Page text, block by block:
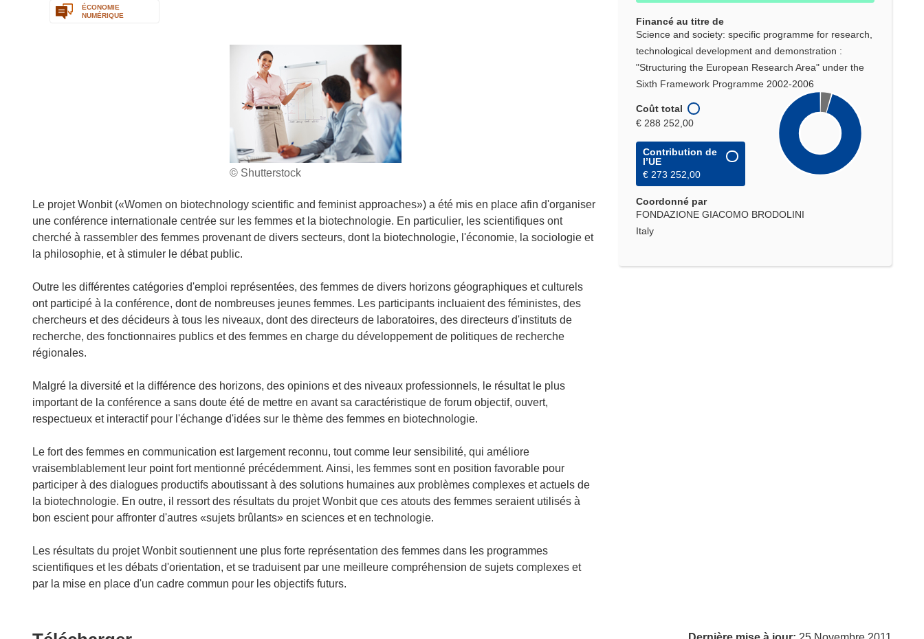
ÉCONOMIE
NUMÉRIQUE
© Shutterstock
Le projet Wonbit («Women on biotechnology scientific and feminist approaches») a été mis en place afin d'organiser
une conférence internationale centrée sur les femmes et la biotechnologie. En particulier, les scientifiques ont
cherché à rassembler des femmes provenant de divers secteurs, dont la biotechnologie, l'économie, la sociologie et
la philosophie, et à stimuler le débat public.
Outre les différentes catégories d'emploi représentées, des femmes de divers horizons géographiques et culturels
ont participé à la conférence, dont de nombreuses jeunes femmes. Les participants incluaient des féministes, des
chercheurs et des décideurs à tous les niveaux, dont des directeurs de laboratoires, des directeurs d'instituts de
recherche, des fonctionnaires publics et des femmes en charge du développement de politiques de recherche
régionales.
Malgré la diversité et la différence des horizons, des opinions et des niveaux professionnels, le résultat le plus
important de la conférence a sans doute été de mettre en avant sa caractéristique de forum objectif, ouvert,
respectueux et interactif pour l'échange d'idées sur le thème des femmes en biotechnologie.
Le fort des femmes en communication est largement reconnu, tout comme leur sensibilité, qui améliore
vraisemblablement leur point fort mentionné précédemment. Ainsi, les femmes sont en position favorable pour
participer à des dialogues productifs aboutissant à des solutions humaines aux problèmes complexes et actuels de
la biotechnologie. En outre, il ressort des résultats du projet Wonbit que ces atouts des femmes seraient utilisés à
bon escient pour affronter d'autres «sujets brûlants» en sciences et en technologie.
Les résultats du projet Wonbit soutiennent une plus forte représentation des femmes dans les programmes
scientifiques et les débats d'orientation, et se traduisent par une meilleure compréhension de sujets complexes et
par la mise en place d'un cadre commun pour les objectifs futurs.
Financé au titre de
Science and society: specific programme for research,
technological development and demonstration :
"Structuring the European Research Area" under the
Sixth Framework Programme 2002-2006
Coût total
€ 288 252,00
Contribution de
l’UE
€ 273 252,00
Coordonné par
FONDAZIONE GIACOMO BRODOLINI
Italy